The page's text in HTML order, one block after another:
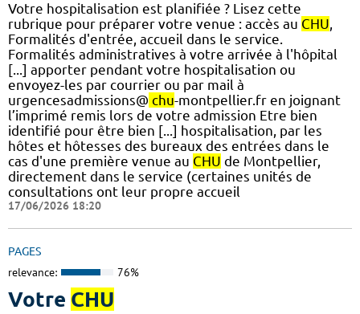
Votre hospitalisation est planifiée ? Lisez cette
rubrique pour préparer votre venue : accès au CHU,
Formalités d'entrée, accueil dans le service.
Formalités administratives à votre arrivée à l'hôpital
[...] apporter pendant votre hospitalisation ou
envoyez-les par courrier ou par mail à
urgencesadmissions@ chu-montpellier.fr en joignant
l’imprimé remis lors de votre admission Etre bien
identifié pour être bien [...] hospitalisation, par les
hôtes et hôtesses des bureaux des entrées dans le
cas d'une première venue au CHU de Montpellier,
directement dans le service (certaines unités de
consultations ont leur propre accueil
17/06/2026 18:20
PAGES
relevance: 76%
Votre CHU